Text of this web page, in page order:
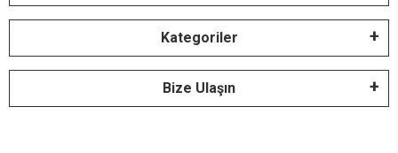
Kategoriler
Bize Ulaşın